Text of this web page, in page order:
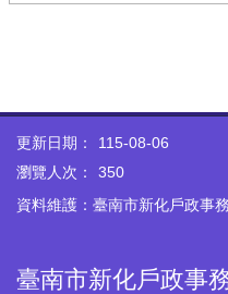
更新日期：
115-08-06
瀏覽人次：
350
資料維護：臺南市新化戶政事
臺南市新化戶政事